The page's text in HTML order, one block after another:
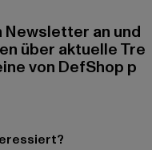
an und
über aktuelle Tre
von DefShop p